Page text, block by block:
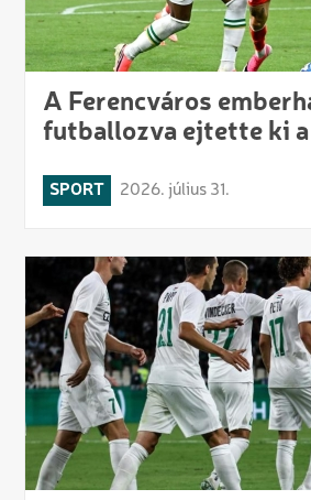
A Ferencváros
futballozva ejtette ki
SPORT 2026. július 31.